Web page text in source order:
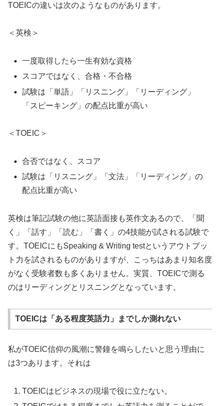
TOEICの違いは次のようなものがあります。
＜英検＞
一度取得したら一生有効な資格
スコアではなく、合格・不合格
試験は「単語」「リスニング」「リーディング」
「スピーキング」の配点比重が高い
＜TOEIC＞
合否ではなく、スコア
試験は「リスニング」「文法」「リーディング」の
配点比重が高い
英検は筆記試験の他に英語面接も英作文あるので、「聞
く」「話す」「読む」「書く」の4技能が試される試験で
す。TOEICにもSpeaking & Writing testというアウトプッ
ト力を試されるものがありますが、こっちはあまり知名度
がなく受験者数も多くありません。実質、TOEICで測る
のはリーディングとリスニングとなっています。
TOEICは「ある程度英語力」までしか測れない
私がTOEIC信仰の風潮に警鐘を鳴らしたいと思う理由に
は3つあります。それは
TOEICはビジネスの現場で役に立たない。